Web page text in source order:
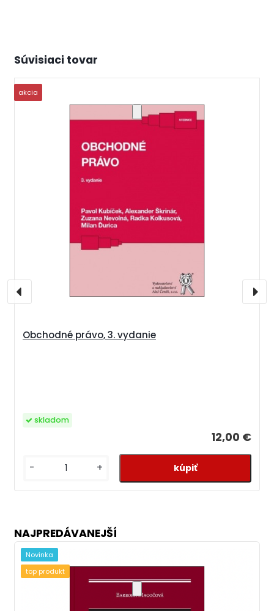
Súvisiaci tovar
Obchodné právo, 3. vydanie
12,00 €
skladom
- +
akcia
NAJPREDÁVANEJŠÍ
Novinka
top produkt